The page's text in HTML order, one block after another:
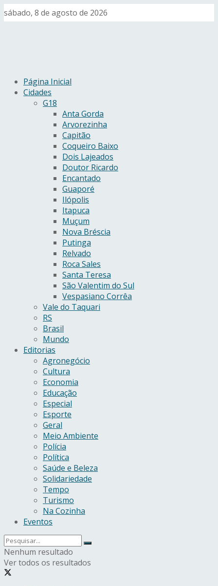
sábado, 8 de agosto de 2026
Página Inicial
Cidades
G18
Anta Gorda
Arvorezinha
Capitão
Coqueiro Baixo
Dois Lajeados
Doutor Ricardo
Encantado
Guaporé
Ilópolis
Itapuca
Muçum
Nova Bréscia
Putinga
Relvado
Roca Sales
Santa Teresa
São Valentim do Sul
Vespasiano Corrêa
Vale do Taquari
RS
Brasil
Mundo
Editorias
Agronegócio
Cultura
Economia
Educação
Especial
Esporte
Geral
Meio Ambiente
Polícia
Política
Saúde e Beleza
Solidariedade
Tempo
Turismo
Na Cozinha
Eventos
Nenhum resultado
Ver todos os resultados